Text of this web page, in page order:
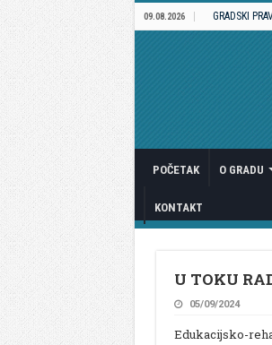
09.08.2026 GRADSKI
POČETAK O GRADU
KONTAKT
U TOKU
05/09/2024
Edukacijsko-